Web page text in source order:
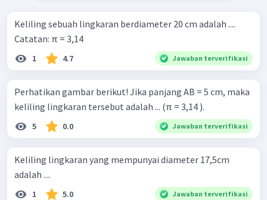
Keliling sebuah lingkaran berdiameter 20 cm adalah ....
Catatan: π = 3,14
1 4.7 Jawaban terverifikasi
Perhatikan gambar berikut! Jika panjang AB = 5 cm, maka
keliling lingkaran tersebut adalah ... (π = 3,14 ).
5 0.0 Jawaban terverifikasi
Keliling lingkaran yang mempunyai diameter 17,5cm
adalah ....
1 5.0 Jawaban terverifikasi